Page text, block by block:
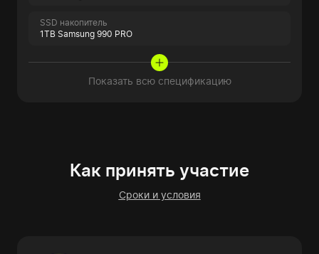
SSD накопитель
1TB Samsung 990 PRO
Показать всю спецификацию
Как принять участие
Сроки и условия